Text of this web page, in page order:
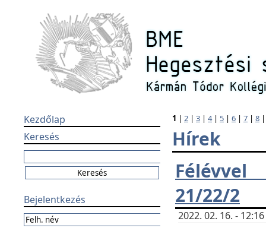
Kezdőlap
Keresés
Bejelentkezés
1 | 2 | 3 | 4| 5 | 6 | 7 | 8
Hírek
21/22/2
2022. 02. 16. -